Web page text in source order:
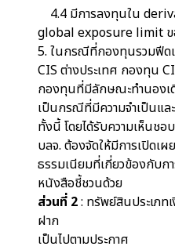
4.4 มีการลงทุนใน
global exposure limit
5. ในกรณีที่กองทุนรวมฟีด
CIS ต่างประเทศ กองทุน
กองทุนที่มีลักษณะทำนองเ
เป็นกรณีที่มีความจำเป็นแ
ทั้งนี้ โดยได้รับความเห็นช
บลจ. ต้องจัดให้มีการเปิดเ
ธรรมเนียมที่เกี่ยวข้องกับก
หนังสือชี้ชวนด้วย
ส่วนที่ 2: ทรัพย์สินประเภท
ฝาก
เป็นไปตามประกาศ